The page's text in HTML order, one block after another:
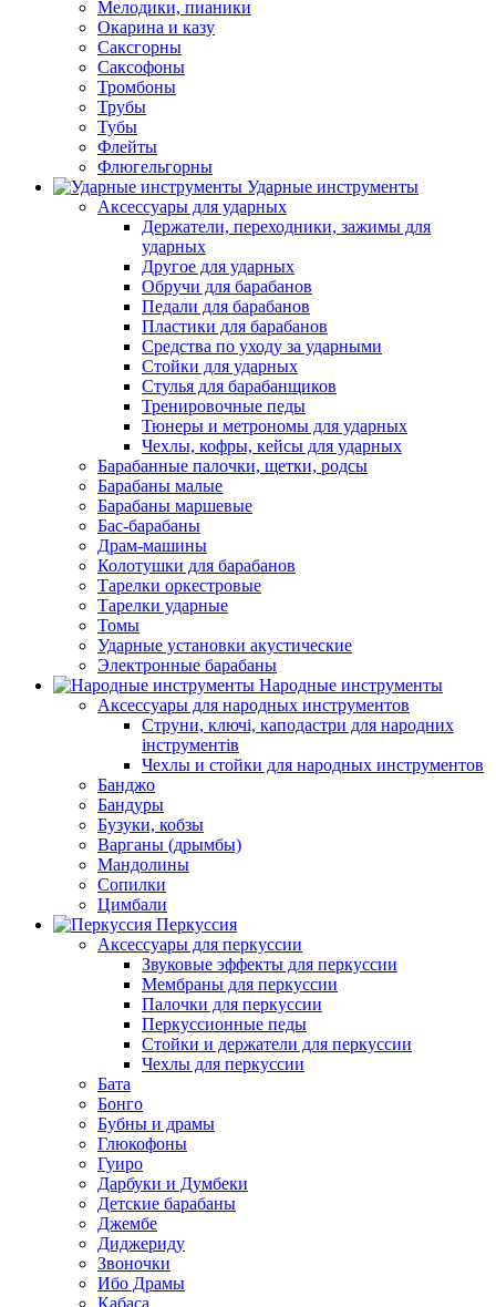
Мелодики, пианики
Окарина и казу
Саксгорны
Саксофоны
Тромбоны
Трубы
Тубы
Флейты
Флюгельгорны
Ударные инструменты
Аксессуары для ударных
Держатели, переходники, зажимы для
ударных
Другое для ударных
Обручи для барабанов
Педали для барабанов
Пластики для барабанов
Средства по уходу за ударными
Стойки для ударных
Стулья для барабанщиков
Тренировочные педы
Тюнеры и метрономы для ударных
Чехлы, кофры, кейсы для ударных
Барабанные палочки, щетки, родсы
Барабаны малые
Барабаны маршевые
Бас-барабаны
Драм-машины
Колотушки для барабанов
Тарелки оркестровые
Тарелки ударные
Томы
Ударные установки акустические
Электронные барабаны
Народные инструменты
Аксессуары для народных инструментов
Струни, ключі, каподастри для народних
інструментів
Чехлы и стойки для народных инструментов
Банджо
Бандуры
Бузуки, кобзы
Варганы (дрымбы)
Мандолины
Сопилки
Цимбали
Перкуссия
Аксессуары для перкуссии
Звуковые эффекты для перкуссии
Мембраны для перкуссии
Палочки для перкуссии
Перкуссионные педы
Стойки и держатели для перкуссии
Чехлы для перкуссии
Бата
Бонго
Бубны и драмы
Глюкофоны
Гуиро
Дарбуки и Думбеки
Детские барабаны
Джембе
Диджериду
Звоночки
Ибо Драмы
Кабаса